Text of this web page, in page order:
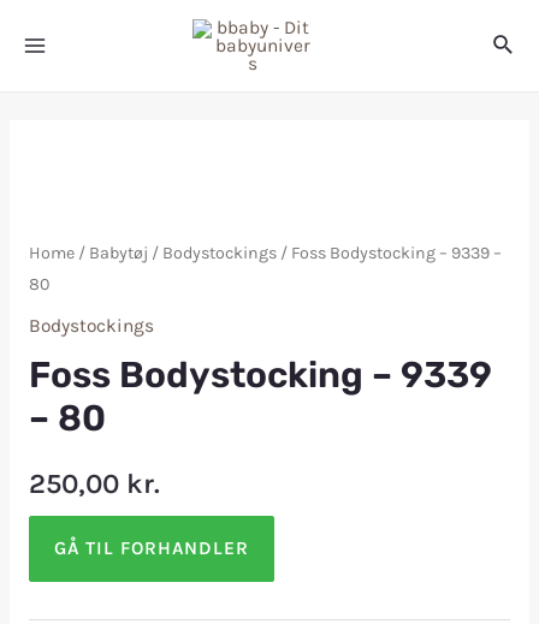
Home/ Babytøj / Bodystockings/ Foss Bodystocking – 9339 –
80
Bodystockings
Foss Bodystocking – 9339
– 80
250,00 kr.
GÅ TIL FORHANDLER